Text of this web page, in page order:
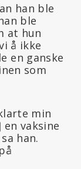
han ble
ble
at hun
å ikke
en ganske
som
min
vaksine
han.